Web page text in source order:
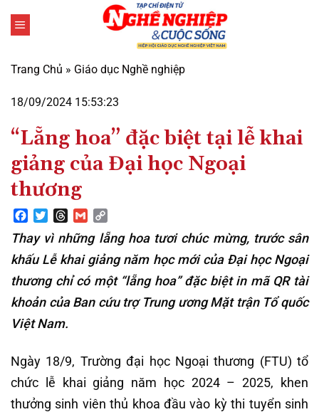
qua
dung
Trang Chủ » Giáo dục Nghề nghiệp
18/09/2024 15:53:23
“Lẵng hoa” đặc biệt tại lễ khai
giảng của Đại học Ngoại
thương
Facebook
TwitterThreads
Gmail
Link
Thay vì những lẵng hoa tươi chúc mừng, trước sân
khấu Lễ khai giảng năm học mới của Đại học Ngoại
thương chỉ có một “lẵng hoa” đặc biệt in mã QR tài
khoản của Ban cứu trợ Trung ương Mặt trận Tổ quốc
Việt Nam.
Ngày 18/9, Trường đại học Ngoại thương (FTU) tổ
chức lễ khai giảng năm học 2024 – 2025, khen
thưởng sinh viên thủ khoa đầu vào kỳ thi tuyển sinh